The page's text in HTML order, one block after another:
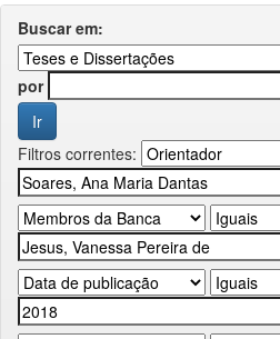
Buscar em:
por
Filtros correntes: